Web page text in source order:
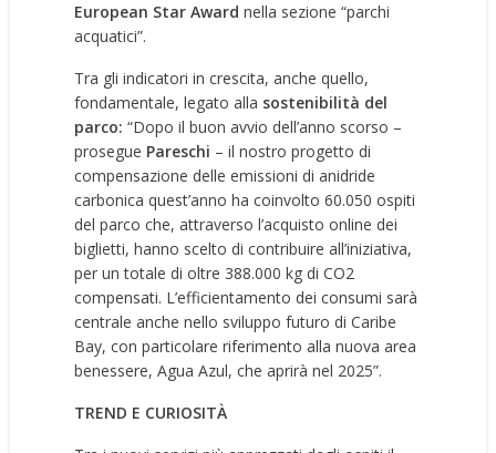
European Star Award nella sezione “parchi
acquatici”.
Tra gli indicatori in crescita, anche quello,
fondamentale, legato alla sostenibilità del
parco: “Dopo il buon avvio dell’anno scorso –
prosegue Pareschi – il nostro progetto di
compensazione delle emissioni di anidride
carbonica quest’anno ha coinvolto 60.050 ospiti
del parco che, attraverso l’acquisto online dei
biglietti, hanno scelto di contribuire all’iniziativa,
per un totale di oltre 388.000 kg di CO2
compensati. L’efficientamento dei consumi sarà
centrale anche nello sviluppo futuro di Caribe
Bay, con particolare riferimento alla nuova area
benessere, Agua Azul, che aprirà nel 2025”.
TREND E CURIOSITÀ